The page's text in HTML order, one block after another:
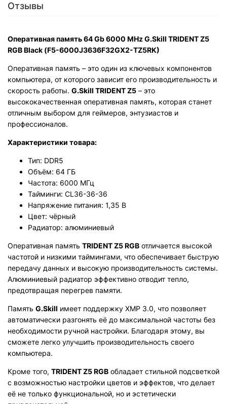
Отзывы
Оперативная память 64 Gb 6000 MHz G.Skill TRIDENT Z5
RGB Black (F5-6000J3636F32GX2-TZ5RK)
Оперативная память – это один из ключевых компонентов
компьютера, от которого зависит его производительность и
скорость работы. G.Skill TRIDENT Z5 – это
высококачественная оперативная память, которая станет
отличным выбором для геймеров, энтузиастов и
профессионалов.
Характеристики товара:
Тип: DDR5
Объём: 64 ГБ
Частота: 6000 МГц
Тайминги: CL36-36-36
Напряжение питания: 1,35 В
Цвет: чёрный
Радиатор: алюминиевый
Оперативная память TRIDENT Z5 RGB отличается высокой
частотой и низкими таймингами, что обеспечивает быструю
передачу данных и высокую производительность системы.
Алюминиевый радиатор эффективно отводит тепло,
предотвращая перегрев памяти.
Память G.Skill имеет поддержку XMP 3.0, что позволяет
автоматически разгонять её до максимальной частоты без
необходимости ручной настройки. Благодаря этому, вы
сможете легко улучшить производительность своего
компьютера.
Кроме того, TRIDENT Z5 RGB обладает стильной подсветкой
с возможностью настройки цветов и эффектов, что делает
её не только функциональной, но и эстетически